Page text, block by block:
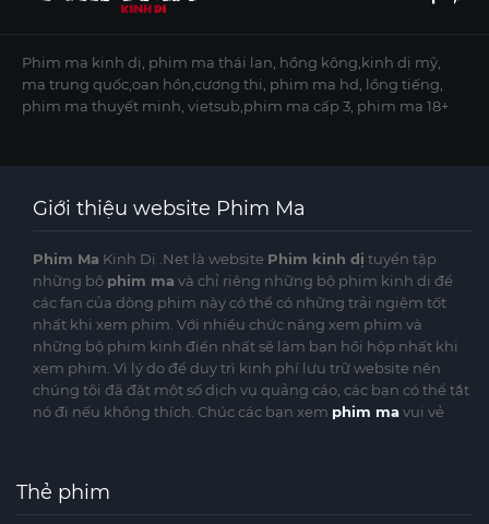
Phim ma kinh dị, phim ma thái lan, hồng kông,kinh dị mỹ,
ma trung quốc,oan hồn,cương thi, phim ma hd, lồng tiếng,
phim ma thuyết minh, vietsub,phim ma cấp 3, phim ma 18+
Giới thiệu website Phim Ma
Phim Ma Kinh Dị .Net là website Phim kinh dị tuyển tập
những bộ phim ma và chỉ riêng những bộ phim kinh dị để
các fan của dòng phim này có thể có những trải ngiệm tốt
nhất khi xem phim. Với nhiều chức năng xem phim và
những bộ phim kinh điển nhất sẽ làm bạn hồi hộp nhất khi
xem phim. Vì lý do để duy trì kinh phí lưu trữ website nên
chúng tôi đã đặt một số dịch vụ quảng cáo, các bạn có thể tắt
nó đi nếu không thích. Chúc các bạn xem phim mavui vẻ
Thẻ phim